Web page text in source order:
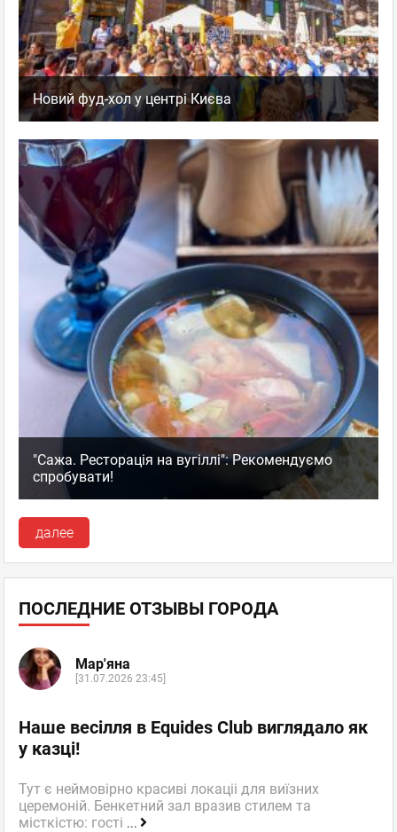
Новий фуд-хол у центрі Києва
"Сажа. Ресторація на вугіллі": Рекомендуємо
спробувати!
далее
ПОСЛЕДНИЕ ОТЗЫВЫ ГОРОДА
Мар'яна
[31.07.2026 23:45]
Наше весілля в Equides Club виглядало як
у казці!
Тут є неймовірно красиві локаціі для виїзних
церемоній. Бенкетний зал вразив стилем та
місткістю: гості ...